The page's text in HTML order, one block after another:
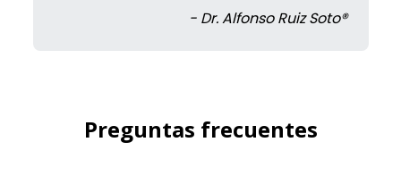
- Dr. Alfonso Ruiz Soto®
Preguntas frecuentes